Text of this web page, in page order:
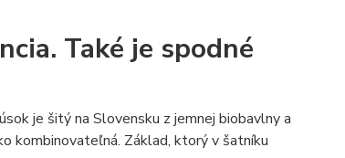
Také je spodné
je šitý na Slovensku z jemnej biobavlny a
kombinovateľná. Základ, ktorý v šatníku